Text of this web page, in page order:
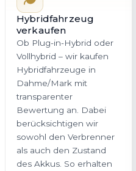
Hybridfahrzeug
verkaufen
Ob Plug-in-Hybrid oder
Vollhybrid – wir kaufen
Hybridfahrzeuge in
Dahme/Mark mit
transparenter
Bewertung an. Dabei
berücksichtigen wir
sowohl den Verbrenner
als auch den Zustand
des Akkus. So erhalten